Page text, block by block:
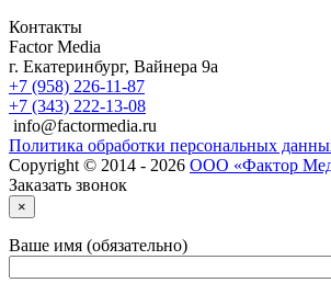
Контакты
Factor Media
г. Екатеринбург, Вайнера 9а
+7 (958) 226-11-87
+7 (343) 222-13-08
info@factormedia.ru
Политика обработки персональных
Copyright © 2014 - 2026 ООО «Фактор
Заказать звонок
×
Ваше имя (обязательно)